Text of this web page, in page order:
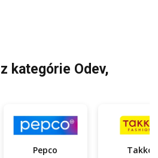
kategórie Odev,
Pepco Takko